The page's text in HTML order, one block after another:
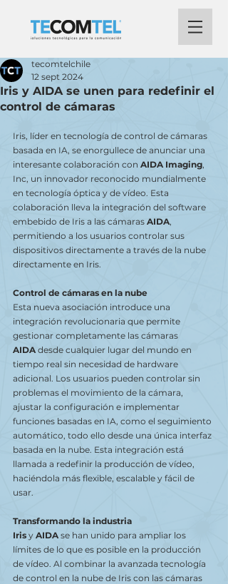
Iris y AIDA se unen para redefinir el
control de cámaras
tecomtelchile
12 sept 2024
Iris, líder en tecnología de control de cámaras
basada en IA, se enorgullece de anunciar una
interesante colaboración con AIDA Imaging,
Inc, un innovador reconocido mundialmente
en tecnología óptica y de vídeo. Esta
colaboración lleva la integración del software
embebido de Iris a las cámaras AIDA,
permitiendo a los usuarios controlar sus
dispositivos directamente a través de la nube
directamente en Iris.
Control de cámaras en la nube
Esta nueva asociación introduce una
integración revolucionaria que permite
gestionar completamente las cámaras
AIDA desde cualquier lugar del mundo en
tiempo real sin necesidad de hardware
adicional. Los usuarios pueden controlar sin
problemas el movimiento de la cámara,
ajustar la configuración e implementar
funciones basadas en IA, como el seguimiento
automático, todo ello desde una única interfaz
basada en la nube. Esta integración está
llamada a redefinir la producción de vídeo,
haciéndola más flexible, escalable y fácil de
usar.
Transformando la industria
Iris y AIDA se han unido para ampliar los
límites de lo que es posible en la producción
de vídeo. Al combinar la avanzada tecnología
de control en la nube de Iris con las cámaras